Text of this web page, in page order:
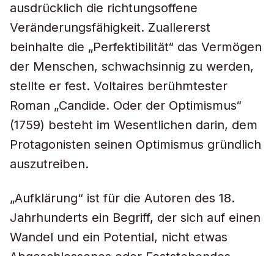
ausdrücklich die richtungsoffene
Veränderungsfähigkeit. Zuallererst
beinhalte die „Perfektibilität“ das Vermögen
der Menschen, schwachsinnig zu werden,
stellte er fest. Voltaires berühmtester
Roman „Candide. Oder der Optimismus“
(1759) besteht im Wesentlichen darin, dem
Protagonisten seinen Optimismus gründlich
auszutreiben.
„Aufklärung“ ist für die Autoren des 18.
Jahrhunderts ein Begriff, der sich auf einen
Wandel und ein Potential, nicht etwas